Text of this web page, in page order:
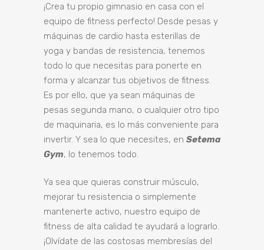
¡Crea tu propio gimnasio en casa con el
equipo de fitness perfecto! Desde pesas y
máquinas de cardio hasta esterillas de
yoga y bandas de resistencia, tenemos
todo lo que necesitas para ponerte en
forma y alcanzar tus objetivos de fitness.
Es por ello, que ya sean máquinas de
pesas segunda mano, o cualquier otro tipo
de maquinaria, es lo más conveniente para
invertir. Y sea lo que necesites, en Setema
Gym, lo tenemos todo.
Ya sea que quieras construir músculo,
mejorar tu resistencia o simplemente
mantenerte activo, nuestro equipo de
fitness de alta calidad te ayudará a lograrlo.
¡Olvídate de las costosas membresías del